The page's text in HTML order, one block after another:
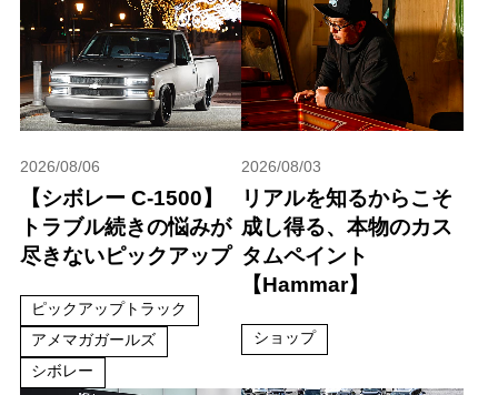
2026/08/06
【シボレー C-1500】
トラブル続きの悩みが
尽きないピックアップ
ピックアップトラック
アメマガガールズ
シボレー
2026/08/03
リアルを知るからこそ
成し得る、本物のカス
タムペイント
【Hammar】
ショップ